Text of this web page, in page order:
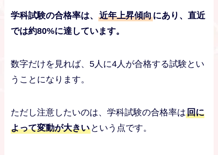
学科試験の合格率は、近年上昇傾向にあり、直近
では約80%に達しています。
数字だけを見れば、5人に4人が合格する試験とい
うことになります。
ただし注意したいのは、学科試験の合格率は回に
よって変動が大きい という点です。